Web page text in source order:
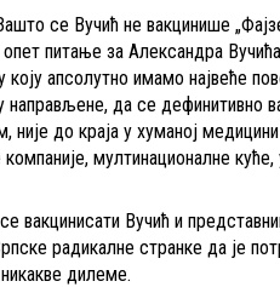
се Вучић не вакцинише
опет питање за Александра
коју апсолутно имамо највеће
направљене, да се дефинитивно
није до краја у хуманој
мултинационалне
вакцинисати Вучић и
радикалне странке да је
дилеме.